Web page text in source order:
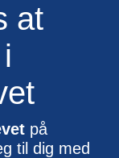
at
på
til dig med